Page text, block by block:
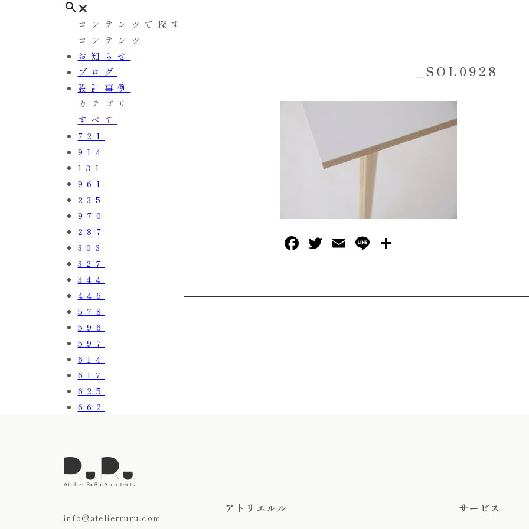
コンテンツで探す
コンテンツ
お知らせ
ブログ
設計事例
カテゴリ
すべて
721
914
131
961
235
970
287
303
327
344
446
578
596
597
614
617
625
662
_SOL0928
Facebook
Twitter
EmailLine
info@atelierruru.com
アトリエルル サービス